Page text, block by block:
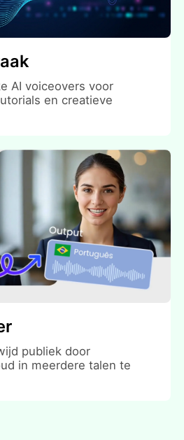
AI voiceovers voor
en creatieve
publiek door
in meerdere talen te